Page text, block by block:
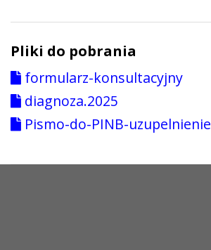
Pliki do pobrania
formularz-konsultacyjny
diagnoza.2025
Pismo-do-PINB-uzupelnienie